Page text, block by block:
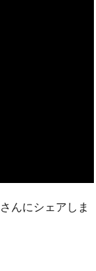
んにシェアしま